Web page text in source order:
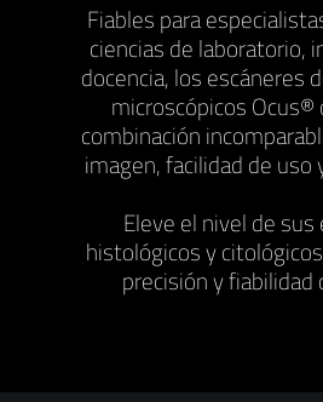
Fiables para
ciencias de laboratorio,
docencia, los escáneres
microscópicos Ocus®
combinación
imagen, facilidad de uso
Eleve el nivel de
histológicos y
precisión y